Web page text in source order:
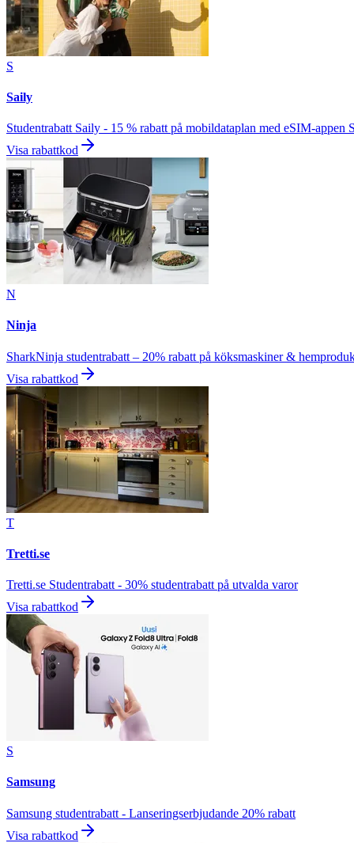
S
Saily
Studentrabatt Saily - 15 % rabatt på mobildataplan med eSIM-appen
Visa rabattkod
N
Ninja
SharkNinja studentrabatt – 20% rabatt på köksmaskiner &
Visa rabattkod
T
Tretti.se
Tretti.se Studentrabatt - 30% studentrabatt på utvalda varor
Visa rabattkod
S
Samsung
Samsung studentrabatt - Lanseringserbjudande 20% rabatt
Visa rabattkod